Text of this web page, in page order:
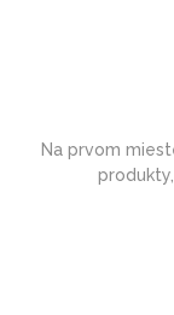
Na prvom